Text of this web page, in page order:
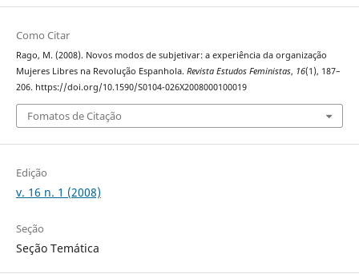
Como Citar
Rago, M. (2008). Novos modos de subjetivar: a experiência da organização
Mujeres Libres na Revolução Espanhola. Revista Estudos Feministas, 16(1), 187–
206. https://doi.org/10.1590/S0104-026X2008000100019
Fomatos de Citação
Edição
v. 16 n. 1 (2008)
Seção
Seção Temática